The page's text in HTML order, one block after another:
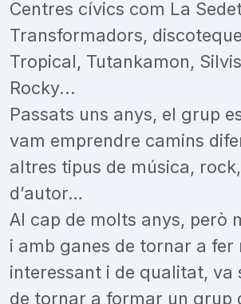
Centres cívics com La
Transformadors,
Tropical, Tutankamon,
Rocky...
Passats uns anys, el grup
vam emprendre camins
altres tipus de música,
d’autor…
Al cap de molts anys, però
i amb ganes de tornar a fer
interessant i de qualitat, va
de tornar a formar un grup